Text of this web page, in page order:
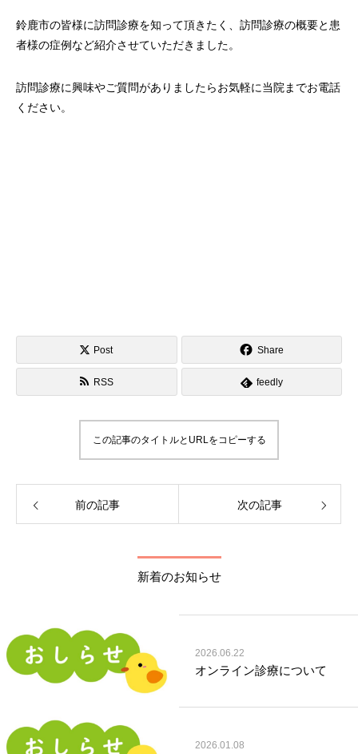
鈴鹿市の皆様に訪問診療を知って頂きたく、訪問診療の概要と患
者様の症例など紹介させていただきました。
訪問診療に興味やご質問がありましたらお気軽に当院までお電話
ください。
Post Share
RSS feedly
この記事のタイトルとURLをコピーする
前の記事 次の記事
新着のお知らせ
2026.06.22
オンライン診療について
2026.01.08